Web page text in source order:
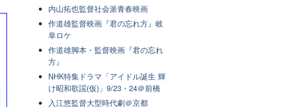
内山拓也監督社会派青春映画
作道雄監督映画『君の忘れ方』岐
阜ロケ
作道雄脚本・監督映画『君の忘れ
方』
NHK特集ドラマ「アイドル誕生 輝
け昭和歌謡(仮)」9/23・24＠前橋
入江悠監督大型時代劇＠京都